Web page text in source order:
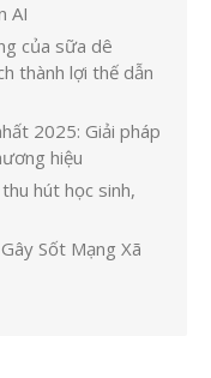
AI
của sữa dê
thành lợi thế dẫn
2025: Giải pháp
hiệu
hút học sinh,
Sốt Mạng Xã